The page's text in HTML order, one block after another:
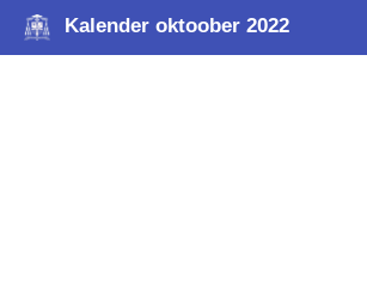
Kalender oktoober 2022